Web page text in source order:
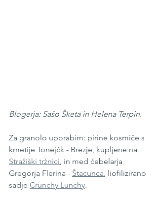
Blogerja: Sašo Šketa in Helena Terpin.
Za granolo uporabim: pirine kosmiče s
kmetije Tonejčk - Brezje, kupljene na
Stražiški tržnici, in med čebelarja
Gregorja Flerina - Štacunca, liofilizirano
sadje Crunchy Lunchy.